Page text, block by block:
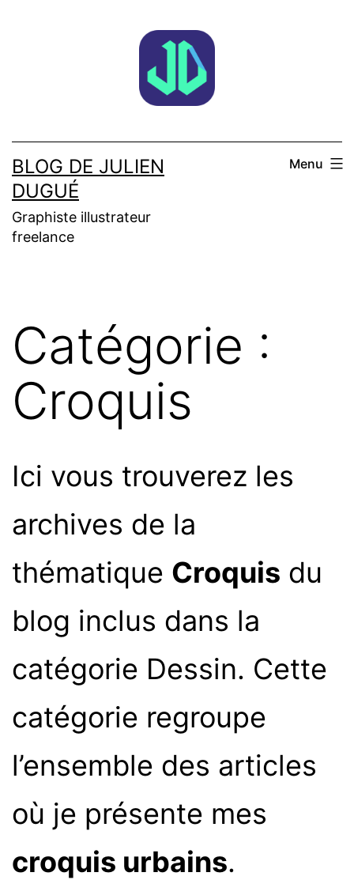
BLOG DE JULIEN
DUGUÉ
Graphiste illustrateur
freelance
Menu
Catégorie :
Croquis
Ici vous trouverez les
archives de la
thématique Croquis du
blog inclus dans la
catégorie Dessin. Cette
catégorie regroupe
l’ensemble des articles
où je présente mes
croquis urbains.